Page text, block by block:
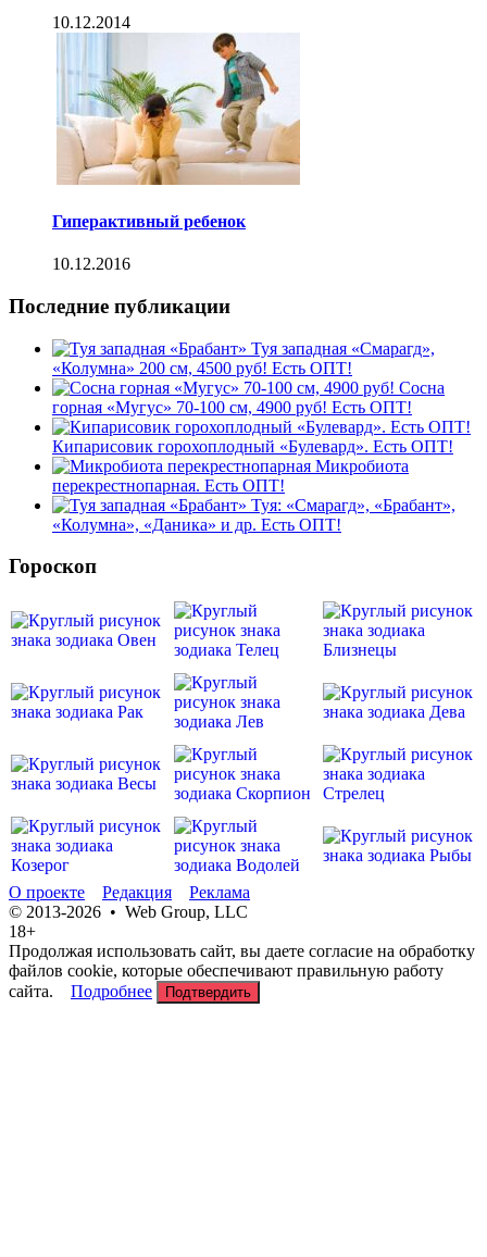
10.12.2014
Гиперактивный ребенок
10.12.2016
Последние публикации
Туя западная «Смарагд»,
«Колумна» 200 см, 4500 руб! Есть ОПТ!
Сосна
горная «Мугус» 70-100 см, 4900 руб! Есть ОПТ!
Кипарисовик горохоплодный «Булевард». Есть ОПТ!
Микробиота
перекрестнопарная. Есть ОПТ!
Туя: «Смарагд», «Брабант»,
«Колумна», «Даника» и др. Есть ОПТ!
Гороскоп
О проекте Редакция
Реклама
© 2013-2026 • Web Group, LLC
18+
Продолжая использовать сайт, вы даете согласие на обработку
файлов cookie, которые обеспечивают правильную работу
сайта. Подробнее Подтвердить